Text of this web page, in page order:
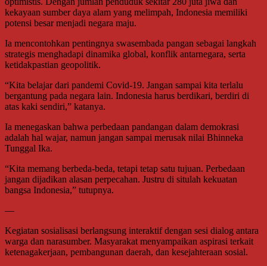
kekayaan sumber daya alam yang melimpah, Indonesia memiliki
potensi besar menjadi negara maju.
Ia mencontohkan pentingnya swasembada pangan sebagai langkah
strategis menghadapi dinamika global, konflik antarnegara, serta
ketidakpastian geopolitik.
“Kita belajar dari pandemi Covid-19. Jangan sampai kita terlalu
bergantung pada negara lain. Indonesia harus berdikari, berdiri di
atas kaki sendiri,” katanya.
Ia menegaskan bahwa perbedaan pandangan dalam demokrasi
adalah hal wajar, namun jangan sampai merusak nilai Bhinneka
Tunggal Ika.
“Kita memang berbeda-beda, tetapi tetap satu tujuan. Perbedaan
jangan dijadikan alasan perpecahan. Justru di situlah kekuatan
bangsa Indonesia,” tutupnya.
—
Kegiatan sosialisasi berlangsung interaktif dengan sesi dialog antara
warga dan narasumber. Masyarakat menyampaikan aspirasi terkait
ketenagakerjaan, pembangunan daerah, dan kesejahteraan sosial.